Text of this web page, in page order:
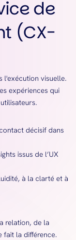
(CX-
l'exécution visuelle.
expériences qui
décisif dans
issus de l’UX
à la clarté et à
relation, de la
fait la différence.